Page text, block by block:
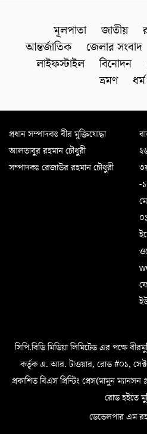
মূলপাতা জাতীয়
আন্তর্জাতিক
জেলার সংবাদ
লাইফস্টাইল
বিনোদন
ভ্রমণ
ধর্ম
প্রধান সম্পাদকঃ বীর মুক্তিযোদ্ধা
আলতাবুর রহমান চৌধুরী
সম্পাদকঃ রেজাউর রহমান চৌধুরী
-
সিপি.বিডি মিডিয়া লিমিটেড এর পক্ষে
কর্তৃক এ. আর. টাওয়ার, রোড #০১,
প্রকাশিত বিএস প্রিন্টিং প্রেস(মামুন
রোড হইতে
ডেভেলপার এম